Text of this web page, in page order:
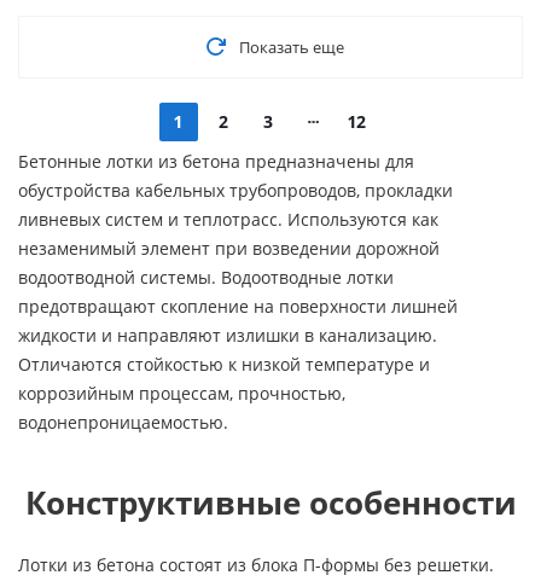
Показать еще
1 2 3
12
Бетонные лотки из бетона предназначены для
обустройства кабельных трубопроводов, прокладки
ливневых систем и теплотрасс. Используются как
незаменимый элемент при возведении дорожной
водоотводной системы. Водоотводные лотки
предотвращают скопление на поверхности лишней
жидкости и направляют излишки в канализацию.
Отличаются стойкостью к низкой температуре и
коррозийным процессам, прочностью,
водонепроницаемостью.
Конструктивные особенности
Лотки из бетона состоят из блока П-формы без решетки.